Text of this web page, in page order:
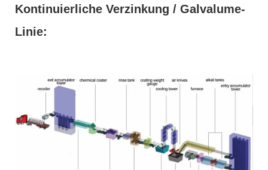
Kontinuierliche Verzinkung / Galvalume-
Linie: